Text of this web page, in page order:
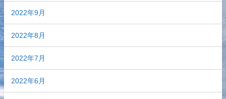
2022年9月
2022年8月
2022年7月
2022年6月